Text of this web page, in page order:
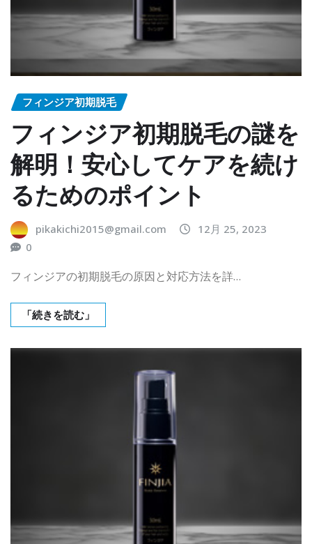
フィンジア初期脱毛
フィンジア初期脱毛の謎を
解明！安心してケアを続け
るためのポイント
pikakichi2015@gmail.com
12月 25, 2023
0
フィンジアの初期脱毛の原因と対応方法を詳…
「続きを読む」